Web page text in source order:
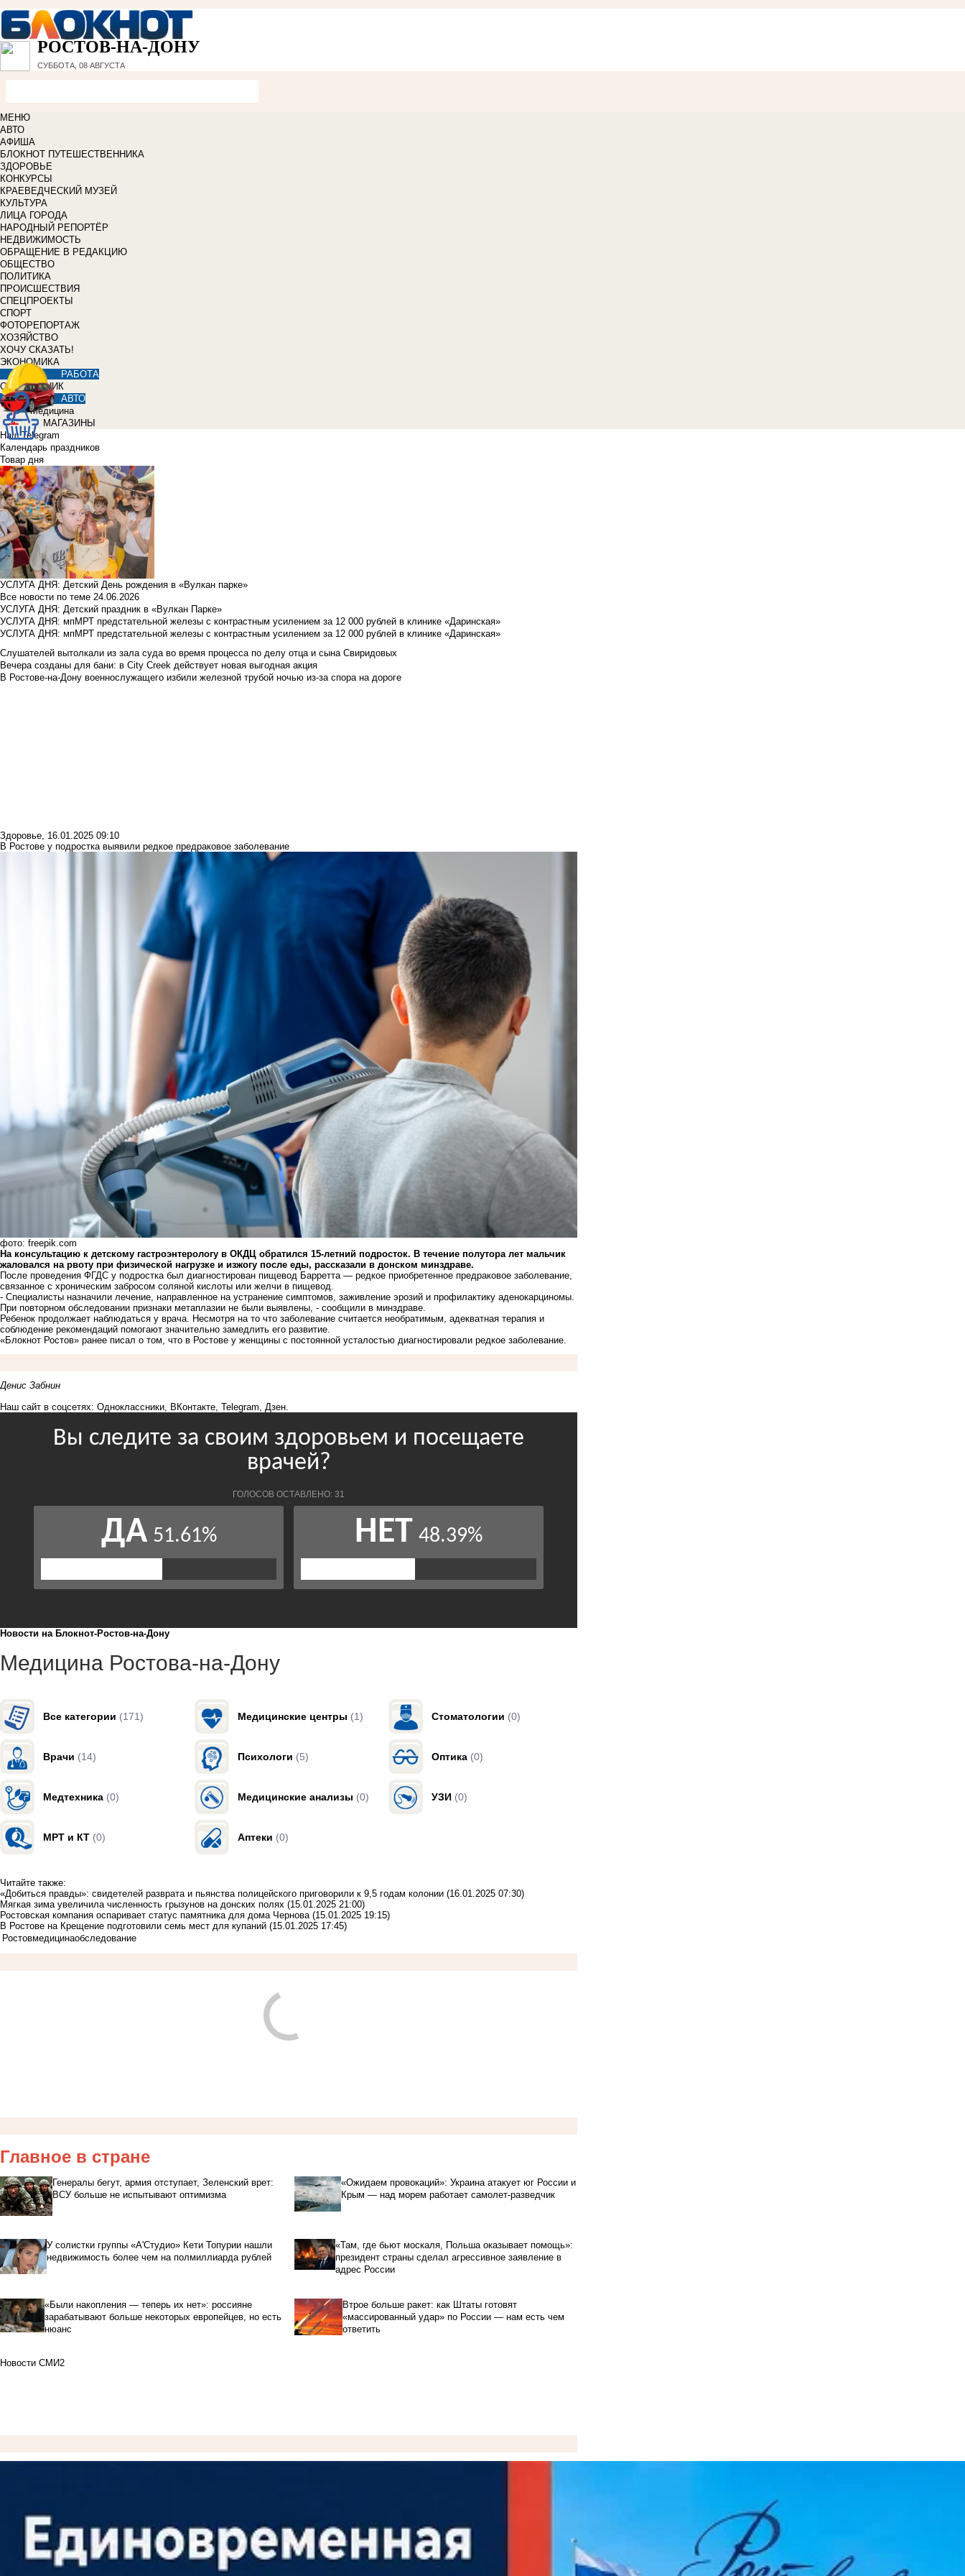
РОСТОВ-НА-ДОНУ
СУББОТА, 08 АВГУСТА
МЕНЮ
АВТО
АФИША
БЛОКНОТ ПУТЕШЕСТВЕННИКА
ЗДОРОВЬЕ
КОНКУРСЫ
КРАЕВЕДЧЕСКИЙ МУЗЕЙ
КУЛЬТУРА
ЛИЦА ГОРОДА
НАРОДНЫЙ РЕПОРТЁР
НЕДВИЖИМОСТЬ
ОБРАЩЕНИЕ В РЕДАКЦИЮ
ОБЩЕСТВО
ПОЛИТИКА
ПРОИСШЕСТВИЯ
СПЕЦПРОЕКТЫ
СПОРТ
ФОТОРЕПОРТАЖ
ХОЗЯЙСТВО
ХОЧУ СКАЗАТЬ!
ЭКОНОМИКА
РАБОТА
СПРАВОЧНИК
АВТО
Медицина
МАГАЗИНЫ
Наш Telegram
Календарь праздников
Товар дня
УСЛУГА ДНЯ: Детский День рождения в «Вулкан парке»
Все новости по теме 24.06.2026
УСЛУГА ДНЯ: Детский праздник в «Вулкан Парке»
УСЛУГА ДНЯ: мпМРТ предстательной железы с контрастным усилением за 12 000 рублей в клинике «Даринская»
УСЛУГА ДНЯ: мпМРТ предстательной железы с контрастным усилением за 12 000 рублей в клинике «Даринская»
Слушателей вытолкали из зала суда во время процесса по делу отца и сына Свиридовых
Вечера созданы для бани: в City Creek действует новая выгодная акция
В Ростове-на-Дону военнослужащего избили железной трубой ночью из-за спора на дороге
Здоровье, 16.01.2025 09:10
В Ростове у подростка выявили редкое предраковое заболевание
фото: freepik.com
На консультацию к детскому гастроэнтерологу в ОКДЦ обратился 15-летний подросток. В течение полутора лет мальчик
жаловался на рвоту при физической нагрузке и изжогу после еды, рассказали в донском минздраве.
После проведения ФГДС у подростка был диагностирован пищевод Барретта — редкое приобретенное предраковое заболевание,
связанное с хроническим забросом соляной кислоты или желчи в пищевод.
- Специалисты назначили лечение, направленное на устранение симптомов, заживление эрозий и профилактику аденокарциномы.
При повторном обследовании признаки метаплазии не были выявлены, - сообщили в минздраве.
Ребенок продолжает наблюдаться у врача. Несмотря на то что заболевание считается необратимым, адекватная терапия и
соблюдение рекомендаций помогают значительно замедлить его развитие.
«Блокнот Ростов» ранее писал о том, что в Ростове у женщины с постоянной усталостью диагностировали редкое заболевание.
Денис Забнин
Наш сайт в соцсетях: Одноклассники ВКонтакте Telegram Дзен
Новости на Блoкнoт-Ростов-на-Дону
Медицина Ростова-на-Дону
Все категории (171) Медицинские центры (1) Стоматологии (0)
Врачи (14) Психологи (5) Оптика (0)
Медтехника (0) Медицинские анализы (0) УЗИ (0)
МРТ и КТ (0) Аптеки (0)
Читайте также:
«Добиться правды»: свидетелей разврата и пьянства полицейского приговорили к 9,5 годам колонии (16.01.2025 07:30)
Мягкая зима увеличила численность грызунов на донских полях (15.01.2025 21:00)
Ростовская компания оспаривает статус памятника для дома Чернова (15.01.2025 19:15)
В Ростове на Крещение подготовили семь мест для купаний (15.01.2025 17:45)
Ростовмедицинаобследование
Главное в стране
Генералы бегут, армия отступает, Зеленский врет:
ВСУ больше не испытывают оптимизма
«Ожидаем провокаций»: Украина атакует юг России и
Крым — над морем работает самолет-разведчик
У солистки группы «А'Студио» Кети Топурии нашли
недвижимость более чем на полмиллиарда рублей
«Там, где бьют москаля, Польша оказывает помощь»:
президент страны сделал агрессивное заявление в
адрес России
«Были накопления — теперь их нет»: россияне
зарабатывают больше некоторых европейцев, но есть
нюанс
Втрое больше ракет: как Штаты готовят
«массированный удар» по России — нам есть чем
ответить
Новости СМИ2